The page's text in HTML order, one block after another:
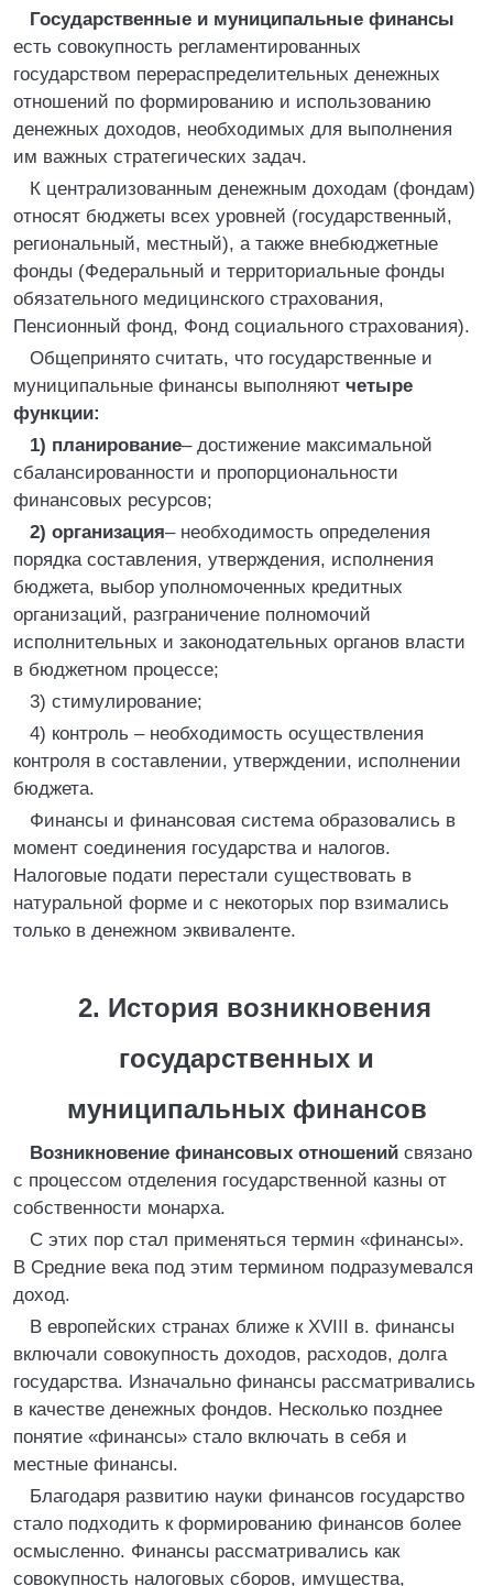
Государственные и муниципальные финансы
есть совокупность регламентированных
государством перераспределительных денежных
отношений по формированию и использованию
денежных доходов, необходимых для выполнения
им важных стратегических задач.
К централизованным денежным доходам (фондам)
относят бюджеты всех уровней (государственный,
региональный, местный), а также внебюджетные
фонды (Федеральный и территориальные фонды
обязательного медицинского страхования,
Пенсионный фонд, Фонд социального страхования).
Общепринято считать, что государственные и
муниципальные финансы выполняют четыре
функции:
1) планирование– достижение максимальной
сбалансированности и пропорциональности
финансовых ресурсов;
2) организация– необходимость определения
порядка составления, утверждения, исполнения
бюджета, выбор уполномоченных кредитных
организаций, разграничение полномочий
исполнительных и законодательных органов власти
в бюджетном процессе;
3) стимулирование;
4) контроль – необходимость осуществления
контроля в составлении, утверждении, исполнении
бюджета.
Финансы и финансовая система образовались в
момент соединения государства и налогов.
Налоговые подати перестали существовать в
натуральной форме и с некоторых пор взимались
только в денежном эквиваленте.
2. История возникновения
государственных и
муниципальных финансов
Возникновение финансовых отношений связано
с процессом отделения государственной казны от
собственности монарха.
С этих пор стал применяться термин «финансы».
В Средние века под этим термином подразумевался
доход.
В европейских странах ближе к XVIII в. финансы
включали совокупность доходов, расходов, долга
государства. Изначально финансы рассматривались
в качестве денежных фондов. Несколько позднее
понятие «финансы» стало включать в себя и
местные финансы.
Благодаря развитию науки финансов государство
стало подходить к формированию финансов более
осмысленно. Финансы рассматривались как
совокупность налоговых сборов, имущества,